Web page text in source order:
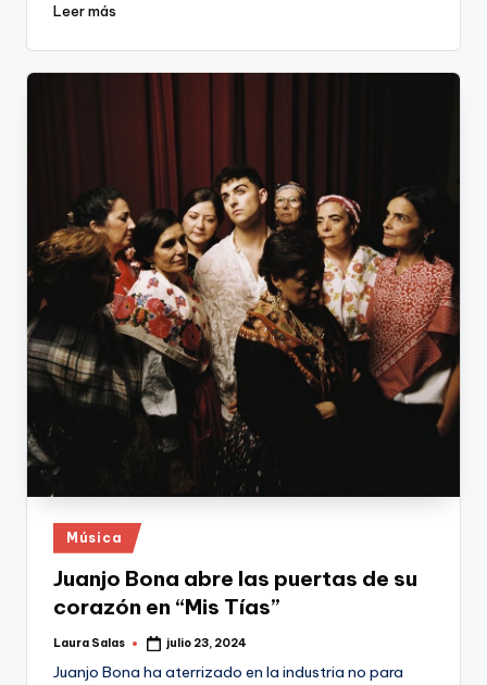
Leer más
Publicado
en
Música
Juanjo Bona abre las puertas de su
corazón en “Mis Tías”
Publicado
Laura Salas julio 23, 2024
Juanjo Bona ha aterrizado en la industria no para